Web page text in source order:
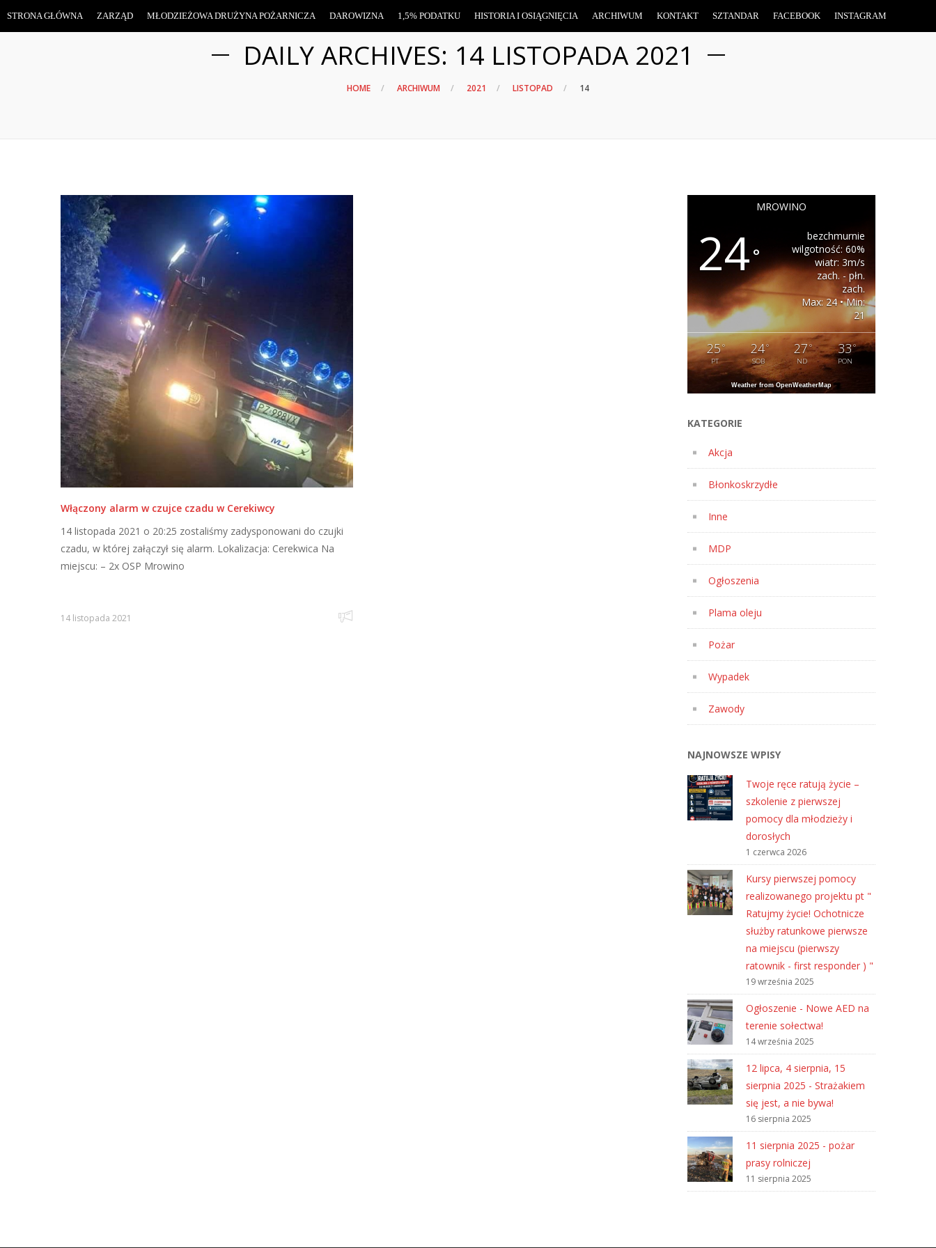
DAILY ARCHIVES: 14 LISTOPADA 2021
HOME ARCHIWUM 2021 LISTOPAD 14
Włączony alarm w czujce czadu w Cerekiwcy
14 listopada 2021 o 20:25 zostaliśmy zadysponowani do czujki
czadu, w której załączył się alarm. Lokalizacja: Cerekwica Na
miejscu: – 2x OSP Mrowino
14 listopada 2021
MROWINO
24°
bezchmurnie
wilgotność: 60%
wiatr: 3m/s
zach. - płn.
zach.
Max: 24 • Min:
21
25°
PT
24°
SOB
27°
ND
33°
PON
Weather from OpenWeatherMap
KATEGORIE
Akcja
Błonkoskrzydłe
Inne
MDP
Ogłoszenia
Plama oleju
Pożar
Wypadek
Zawody
NAJNOWSZE WPISY
Twoje ręce ratują życie –
szkolenie z pierwszej
pomocy dla młodzieży i
dorosłych
1 czerwca 2026
Kursy pierwszej pomocy
realizowanego projektu pt "
Ratujmy życie! Ochotnicze
służby ratunkowe pierwsze
na miejscu (pierwszy
ratownik - first responder ) "
19 września 2025
Ogłoszenie - Nowe AED na
terenie sołectwa!
14 września 2025
12 lipca, 4 sierpnia, 15
sierpnia 2025 - Strażakiem
się jest, a nie bywa!
16 sierpnia 2025
11 sierpnia 2025 - pożar
prasy rolniczej
11 sierpnia 2025
STRONA GŁÓWNA ZARZĄD MŁODZIEŻOWA DRUŻYNA POŻARNICZA DAROWIZNA 1,5% PODATKU HISTORIA I OSIĄGNIĘCIA ARCHIWUM KONTAKT SZTANDAR FACEBOOK INSTAGRAM